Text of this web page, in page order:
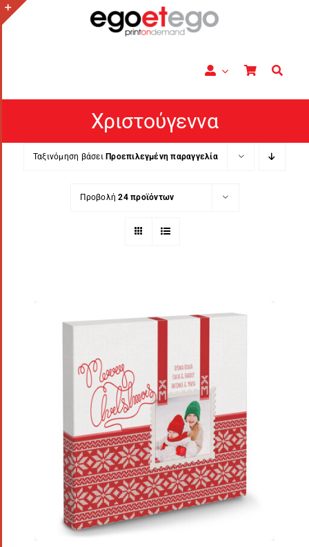
Μετάβαση
στο
Χριστούγεννα
Ταξινόμηση βάσει Προεπιλεγμένη παραγγελία
Προβολή24 προϊόντων